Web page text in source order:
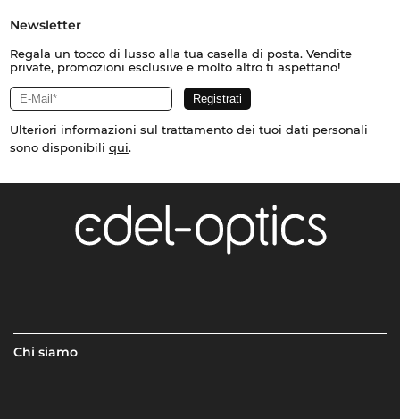
Newsletter
Regala un tocco di lusso alla tua casella di posta. Vendite
private, promozioni esclusive e molto altro ti aspettano!
Ulteriori informazioni sul trattamento dei tuoi dati personali
sono disponibili qui.
Chi siamo